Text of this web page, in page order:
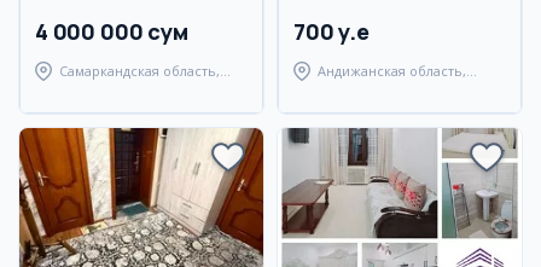
4 000 000 сум
Самаркандская область,
700 y.e
Андижанская область,